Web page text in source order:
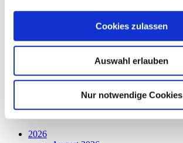
Cookies zulassen
Auswahl erlauben
Nur notwendige Cookies
Werkstatt Löhnberg
Kinder- und Familienzentren - Wetzlar
Allgemein
Archiv
2026